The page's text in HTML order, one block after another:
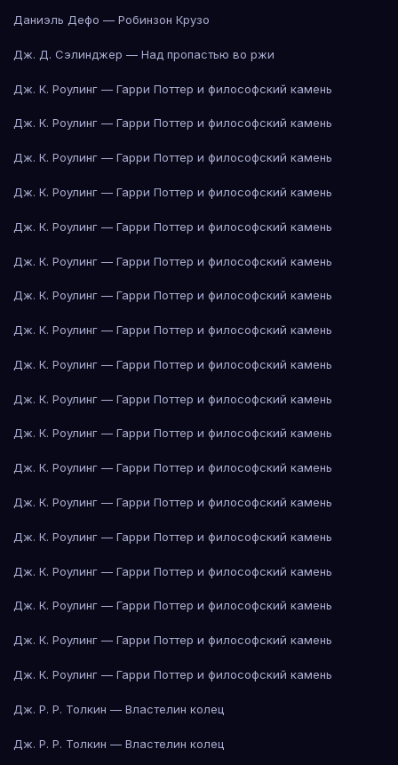
Даниэль Дефо — Робинзон Крузо
Дж. Д. Сэлинджер — Над пропастью во ржи
Дж. К. Роулинг — Гарри Поттер и философский камень
Дж. К. Роулинг — Гарри Поттер и философский камень
Дж. К. Роулинг — Гарри Поттер и философский камень
Дж. К. Роулинг — Гарри Поттер и философский камень
Дж. К. Роулинг — Гарри Поттер и философский камень
Дж. К. Роулинг — Гарри Поттер и философский камень
Дж. К. Роулинг — Гарри Поттер и философский камень
Дж. К. Роулинг — Гарри Поттер и философский камень
Дж. К. Роулинг — Гарри Поттер и философский камень
Дж. К. Роулинг — Гарри Поттер и философский камень
Дж. К. Роулинг — Гарри Поттер и философский камень
Дж. К. Роулинг — Гарри Поттер и философский камень
Дж. К. Роулинг — Гарри Поттер и философский камень
Дж. К. Роулинг — Гарри Поттер и философский камень
Дж. К. Роулинг — Гарри Поттер и философский камень
Дж. К. Роулинг — Гарри Поттер и философский камень
Дж. К. Роулинг — Гарри Поттер и философский камень
Дж. К. Роулинг — Гарри Поттер и философский камень
Дж. Р. Р. Толкин — Властелин колец
Дж. Р. Р. Толкин — Властелин колец